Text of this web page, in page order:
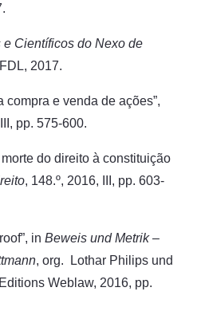
Científicos do Nexo de
2017.
compra e venda de ações”,
pp. 575-600.
do direito à constituição
, 148.º, 2016, III, pp. 603-
in Beweis und Metrik –
, org. Lothar Philips und
Weblaw, 2016, pp.